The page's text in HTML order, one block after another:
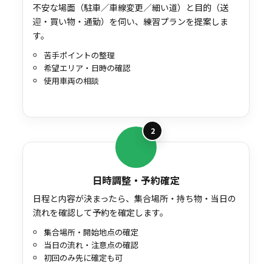
不安な場面（駐車／車線変更／細い道）と目的（送
迎・買い物・通勤）を伺い、練習プランを提案しま
す。
苦手ポイントの整理
希望エリア・日時の確認
使用車両の相談
2
日時調整・予約確定
日程と内容が決まったら、集合場所・持ち物・当日の
流れを確認して予約を確定します。
集合場所・開始地点の確定
当日の流れ・注意点の確認
初回のみ先に確定も可